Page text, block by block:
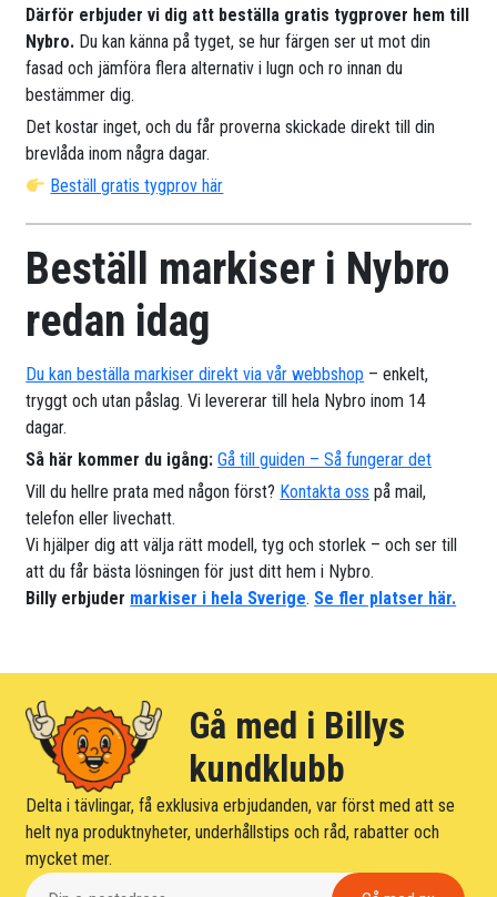
Därför erbjuder vi dig att beställa gratis tygprover hem till
Nybro. Du kan känna på tyget, se hur färgen ser ut mot din
fasad och jämföra flera alternativ i lugn och ro innan du
bestämmer dig.
Det kostar inget, och du får proverna skickade direkt till din
brevlåda inom några dagar.
Beställ gratis tygprov här
Beställ markiser i Nybro
redan idag
Du kan beställa markiser direkt via vår webbshop – enkelt,
tryggt och utan påslag. Vi levererar till hela Nybro inom 14
dagar.
Så här kommer du igång: Gå till guiden – Så fungerar det
Vill du hellre prata med någon först? Kontakta oss på mail,
telefon eller livechatt.
Vi hjälper dig att välja rätt modell, tyg och storlek – och ser till
att du får bästa lösningen för just ditt hem i Nybro.
Billy erbjuder markiser i hela Sverige. Se fler platser här.
Gå med i Billys
kundklubb
Delta i tävlingar, få exklusiva erbjudanden, var först med att se
helt nya produktnyheter, underhållstips och råd, rabatter och
mycket mer.